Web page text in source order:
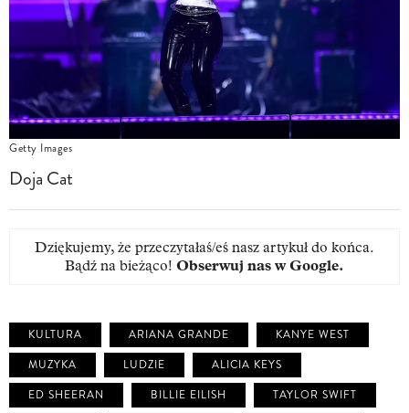
Getty Images
Doja Cat
Dziękujemy, że przeczytałaś/eś nasz artykuł do końca.
Bądź na bieżąco! Obserwuj nas w Google.
KULTURA ARIANA GRANDE
KANYE WEST
MUZYKA
LUDZIE
ALICIA KEYS
ED SHEERAN
BILLIE EILISH
TAYLOR SWIFT